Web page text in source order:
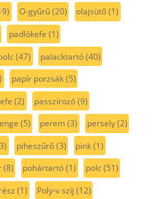
O-gyűrű(20) olajsütő(1)
padlókefe (1)
(47) palacktartó(40)
papír porzsák(5)
(2) passzírozó(9)
(5) perem(3) persely(2)
piheszűrő(3) pink(1)
(8) pohártartó(1) polc(51)
(1) Poly-v szíj (12)